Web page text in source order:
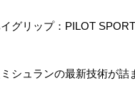
グリップ：PILOT
シュランの最新技術が詰